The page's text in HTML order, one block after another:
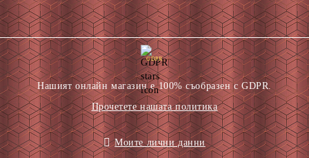
GDPR
Нашият онлайн магазин е 100% съобразен с GDPR.
Прочетете нашата политика
Моите лични данни